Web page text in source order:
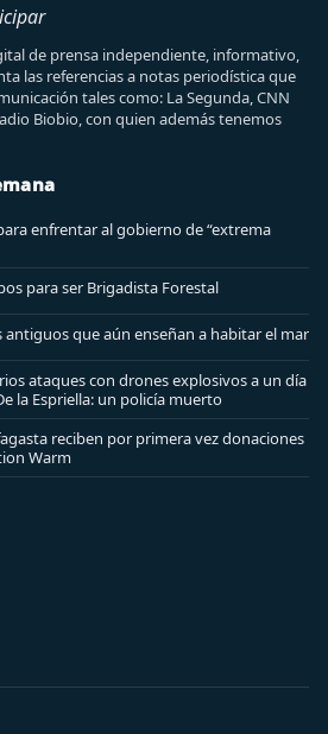
de prensa independiente, informativo,
las referencias a notas periodística que
tales como: La Segunda, CNN
Biobio, con quien además tenemos
enfrentar al gobierno de “extrema
para ser Brigadista Forestal
antiguos que aún enseñan a habitar el mar
ataques con drones explosivos a un día
la Espriella: un policía muerto
reciben por primera vez donaciones
Warm